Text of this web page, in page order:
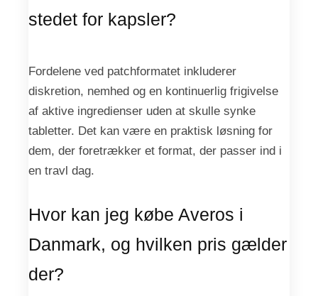
stedet for kapsler?
Fordelene ved patchformatet inkluderer
diskretion, nemhed og en kontinuerlig frigivelse
af aktive ingredienser uden at skulle synke
tabletter. Det kan være en praktisk løsning for
dem, der foretrækker et format, der passer ind i
en travl dag.
Hvor kan jeg købe Averos i
Danmark, og hvilken pris gælder
der?